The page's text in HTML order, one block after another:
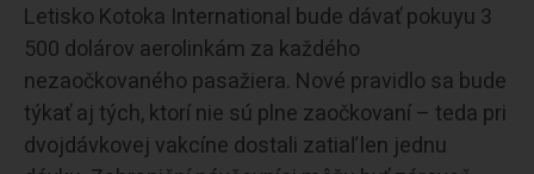
Letisko Kotoka International bude dávať pokuyu 3
500 dolárov aerolinkám za každého
nezaočkovaného pasažiera. Nové pravidlo sa bude
týkať aj tých, ktorí nie sú plne zaočkovaní – teda pri
dvojdávkovej vakcíne dostali zatiaľ len jednu